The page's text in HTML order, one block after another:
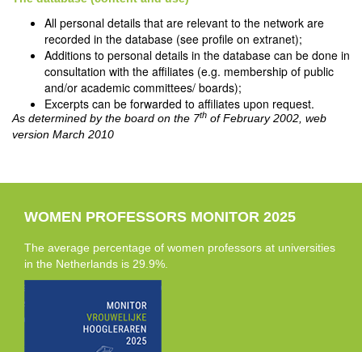
All personal details that are relevant to the network are
recorded in the database (see profile on extranet);
Additions to personal details in the database can be done in
consultation with the affiliates (e.g. membership of public
and/or academic committees/ boards);
Excerpts can be forwarded to affiliates upon request.
As determined by the board on the 7th of February 2002, web
version March 2010
WOMEN PROFESSORS MONITOR 2025
The average percentage of women professors at universities
in the Netherlands is 29.9%.